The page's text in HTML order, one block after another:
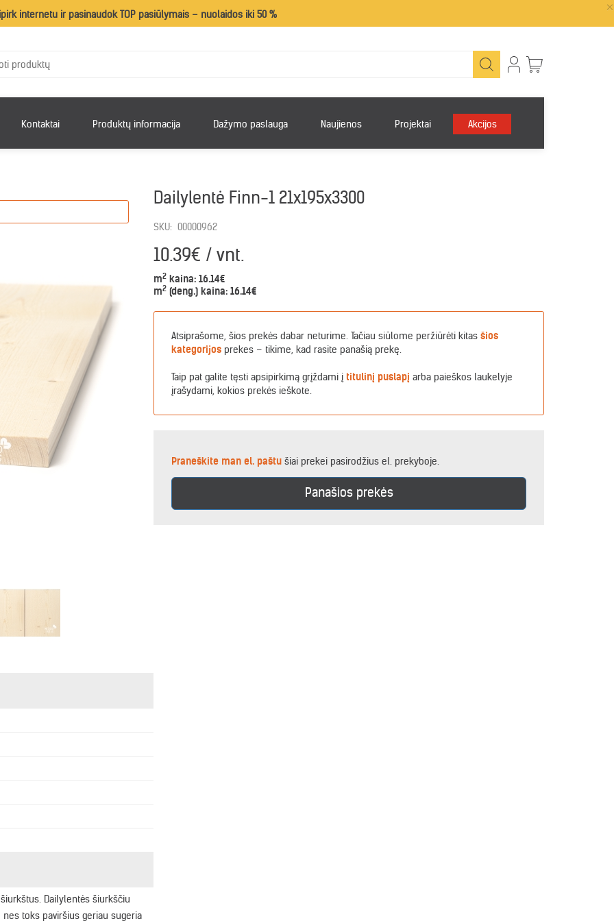
×
internetu ir pasinaudok TOP pasiūlymais – nuolaidos iki 50 %
Kontaktai Produktų informacija Dažymo paslauga Naujienos Projektai Akcijos
Dailylentės šiurkščiu
toks paviršius geriau sugeria
Dailylentė Finn-1 21x195x3300
SKU: 00000962
10.39€ / vnt.
m2 kaina: 16.14€
m2 (deng.) kaina: 16.14€
Atsiprašome, šios prekės dabar neturime. Tačiau siūlome peržiūrėti kitas šios
kategorijos prekes – tikime, kad rasite panašią prekę.
Taip pat galite tęsti apsipirkimą grįždami į titulinį puslapį arba paieškos laukelyje
įrašydami, kokios prekės ieškote.
Praneškite man el. paštu šiai prekei pasirodžius el. prekyboje.
Panašios prekės